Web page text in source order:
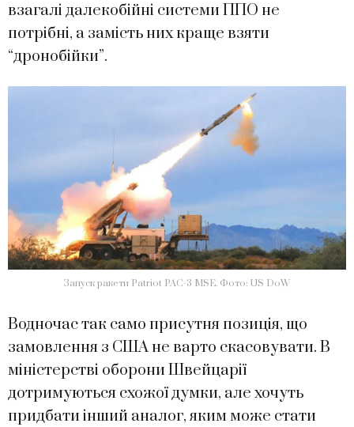
взагалі далекобійні системи ППО не
потрібні, а замість них краще взяти
“дронобійки”.
Запуск ракети Patriot PAC-3 MSE. Фото: US DoW
Водночас так само присутня позиція, що
замовлення з США не варто скасовувати. В
міністерстві оборони Швейцарії
дотримуються схожої думки, але хочуть
придбати інший аналог, яким може стати